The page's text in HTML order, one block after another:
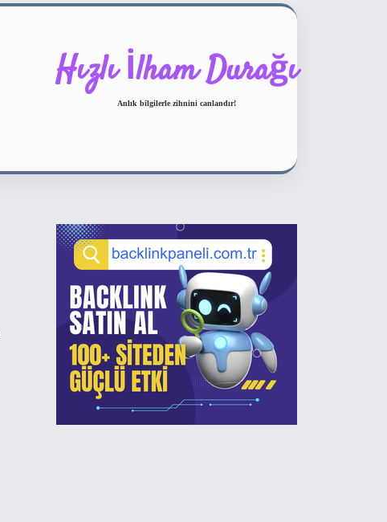
Hızlı İlham Durağı
Anlık bilgilerle zihnini canlandır!